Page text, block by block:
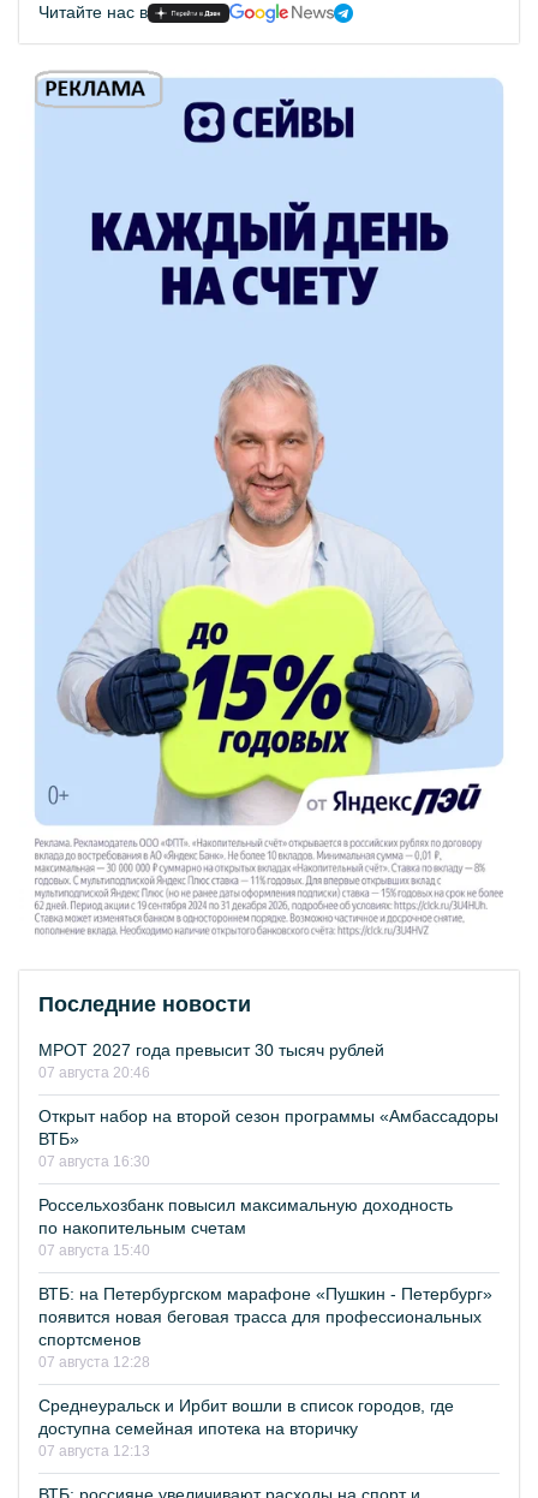
Читайте нас в
Последние новости
МРОТ 2027 года превысит 30 тысяч рублей
07 августа 20:46
Открыт набор на второй сезон программы «Амбассадоры
ВТБ»
07 августа 16:30
Россельхозбанк повысил максимальную доходность
по накопительным счетам
07 августа 15:40
ВТБ: на Петербургском марафоне «Пушкин - Петербург»
появится новая беговая трасса для профессиональных
спортсменов
07 августа 12:28
Среднеуральск и Ирбит вошли в список городов, где
доступна семейная ипотека на вторичку
07 августа 12:13